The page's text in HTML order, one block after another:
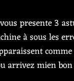
presente 3
à sousles
arrivez mien